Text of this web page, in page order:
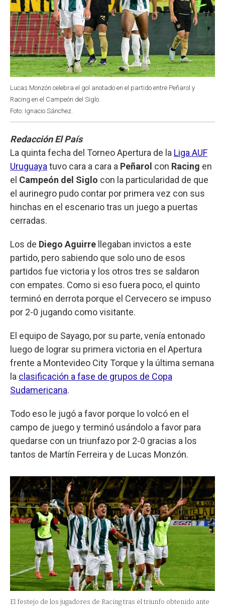
Lucas Monzón celebra el gol anotado en el partido entre Peñarol y
Racing en el Campeón del Siglo.
Foto: Ignacio Sánchez.
Redacción El País
La quinta fecha del Torneo Apertura de la Liga AUF
Uruguaya tuvo cara a cara a Peñarol con Racing en
el Campeón del Siglo con la particularidad de que
el aurinegro pudo contar por primera vez con sus
hinchas en el escenario tras un juego a puertas
cerradas.
Los de Diego Aguirre llegaban invictos a este
partido, pero sabiendo que solo uno de esos
partidos fue victoria y los otros tres se saldaron
con empates. Como si eso fuera poco, el quinto
terminó en derrota porque el Cervecero se impuso
por 2-0 jugando como visitante.
El equipo de Sayago, por su parte, venía entonado
luego de lograr su primera victoria en el Apertura
frente a Montevideo City Torque y la última semana
la clasificación a fase de grupos de Copa
Sudamericana.
Todo eso le jugó a favor porque lo volcó en el
campo de juego y terminó usándolo a favor para
quedarse con un triunfazo por 2-0 gracias a los
tantos de Martín Ferreira y de Lucas Monzón.
El festejo de los jugadores de Racing tras el triunfo obtenido ante